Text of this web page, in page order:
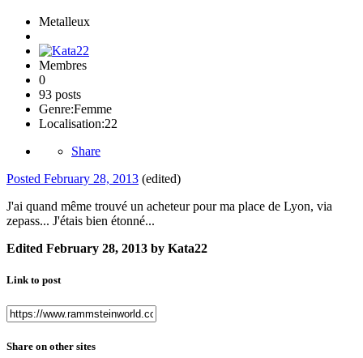
Metalleux
Membres
0
93 posts
Genre:Femme
Localisation:22
Share
Posted February 28, 2013 (edited)
J'ai quand même trouvé un acheteur pour ma place de Lyon, via
zepass... J'étais bien étonné...
Edited February 28, 2013 by Kata22
Link to post
Share on other sites